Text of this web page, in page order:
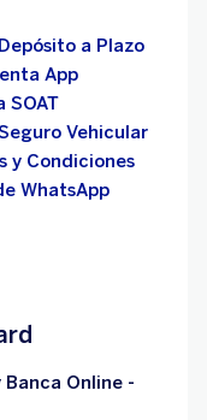
a Plazo
App
SOAT
Vehicular
y Condiciones
WhatsApp
Online -